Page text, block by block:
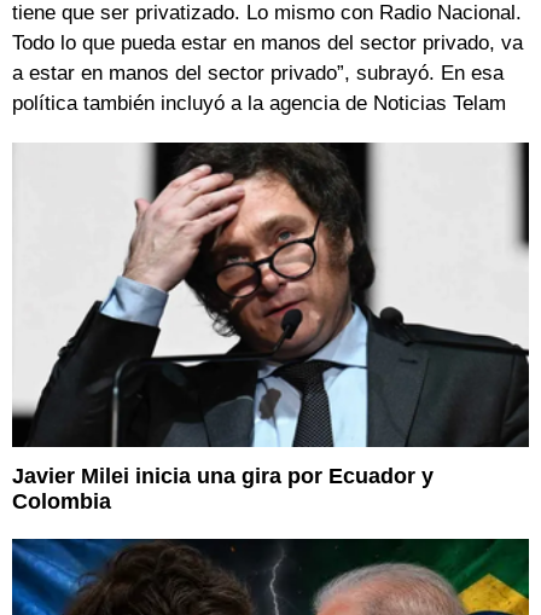
tiene que ser privatizado. Lo mismo con Radio Nacional.
Todo lo que pueda estar en manos del sector privado, va
a estar en manos del sector privado”, subrayó. En esa
política también incluyó a la agencia de Noticias Telam
Javier Milei inicia una gira por Ecuador y
Colombia